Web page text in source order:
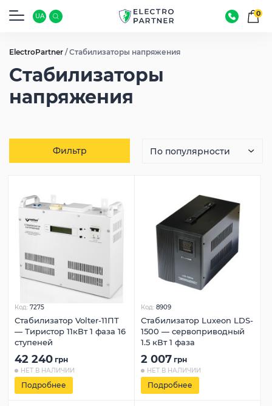
UA 0
ElectroPartner /Стабилизаторы напряжения
Стабилизаторы
напряжения
Фильтр
Код: 7275
Стабилизатор Volter-11ПТ
— Тиристор 11кВт 1 фаза 16
ступеней
42 240 грн
НЕТ В НАЛИЧИИ
Подробнее
Код: 8909
Стабилизатор Luxeon LDS-
1500 — сервоприводный
1.5 кВт 1 фаза
2 007 грн
НЕТ В НАЛИЧИИ
Подробнее